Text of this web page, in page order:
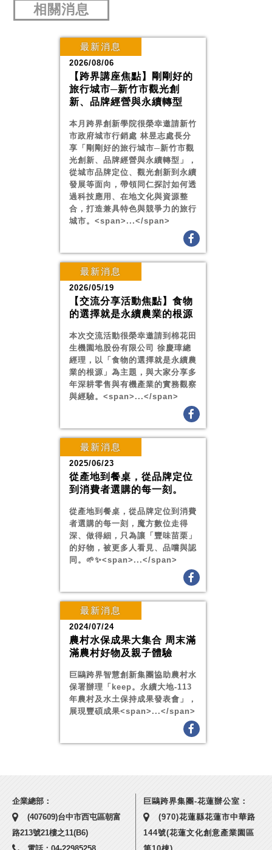
相關消息
最新消息
2026/08/06
【跨界講座焦點】剛剛好的
旅行城市─新竹市觀光創
新、品牌經營與永續轉型
本月跨界創新學院很榮幸邀請新竹
市政府城市行銷處 林昱志處長分
享「剛剛好的旅行城市─新竹市觀
光創新、品牌經營與永續轉型」，
從城市品牌定位、觀光創新到永續
發展等面向，帶領同仁探討如何透
過科技應用、在地文化與資源整
合，打造兼具特色與競爭力的旅行
城市。<span>...</span>
最新消息
2026/05/19
【交流分享活動焦點】食物
的選擇就是永續農業的根源
本次交流活動很榮幸邀請到棉花田
生機園地股份有限公司 徐慶璋總
經理，以「食物的選擇就是永續農
業的根源」為主題，與大家分享多
年深耕零售與有機產業的實務觀察
與經驗。<span>...</span>
最新消息
2025/06/23
從產地到餐桌，從品牌定位
到消費者選購的每一刻。
從產地到餐桌，從品牌定位到消費
者選購的每一刻，魔方數位走得
深、做得細，只為讓「豐味苗栗」
的好物，被更多人看見、品嚐與認
同。🌱✨<span>...</span>
最新消息
2024/07/24
農村水保成果大集合 周末滿
滿農村好物及親子體驗
巨鷗跨界智慧創新集團協助農村水
保署辦理「keep。永續大地-113
年農村及水土保持成果發表會」，
展現豐碩成果<span>...</span>
企業總部：
(407609)台中市西屯區朝富
路213號21樓之11(B6)
巨鷗跨界集團-花蓮辦公室：
(970)花蓮縣花蓮市中華路
144號(花蓮文化創意產業園區